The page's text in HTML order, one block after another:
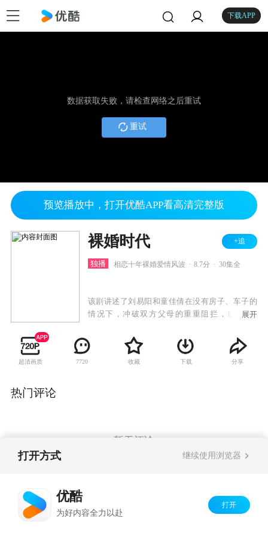
下载APP
数据获取失败，请检查网络之后重试
重试
预览播放中，打开优酷APP看高清完整版
裸婚时代 +追
独播 相恋十年裸婚爱情风波 8.7分 30集全
该剧讲述了刘易阳和童佳倩在没有房子、车子的
情况下，冲破双方父母的重重阻拦，成功“裸
展开
超清画质 7720 收藏 下载 分享
热门评论
暂无评论
打开方式 继续使用浏览器
优酷
为好内容全力以赴
打开